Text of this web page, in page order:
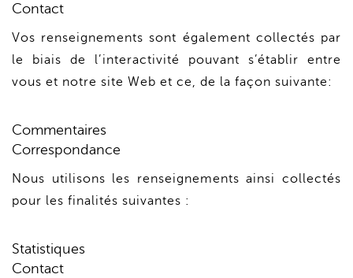
Contact
Vos renseignements sont également collectés par
le biais de l’interactivité pouvant s’établir entre
vous et notre site Web et ce, de la façon suivante:
Commentaires
Correspondance
Nous utilisons les renseignements ainsi collectés
pour les finalités suivantes :
Statistiques
Contact